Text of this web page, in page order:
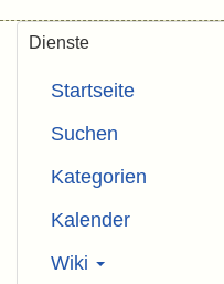
Dienste
Startseite
Suchen
Kategorien
Kalender
Wiki